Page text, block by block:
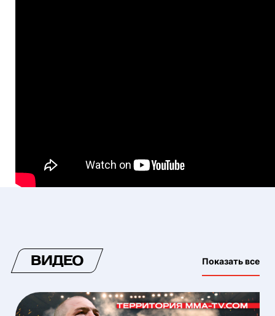
ВИДЕО Показать все